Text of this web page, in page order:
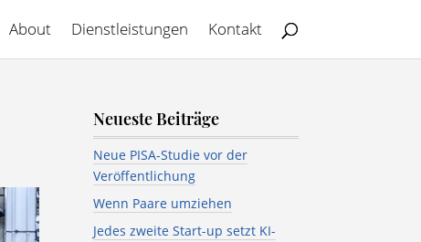
About Dienstleistungen Kontakt
Neueste Beiträge
Neue PISA-Studie vor der
Veröffentlichung
Wenn Paare umziehen
Jedes zweite Start-up setzt KI-